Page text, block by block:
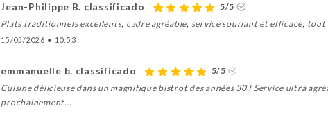
Jean-Philippe B. classificado
5/5
Plats traditionnels excellents, cadre agréable, service souriant et efficace, tout
15/05/2026 • 10:53
emmanuelle b. classificado
5/5
Cuisine délicieuse dans un magnifique bistrot des années 30 ! Service ultra
prochainement...